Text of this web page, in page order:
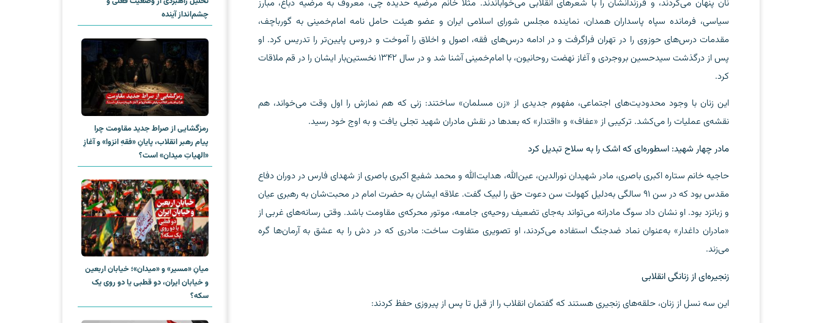
نان پنهان می‌کردند، و فرزندانشان را با شعرهای انقلابی می‌خواباندند. مثلاً خانم مرضیه حدیده چی، معروف به مرضیه دباغ، مبارز
سیاسی، فرمانده سپاه پاسداران همدان، نماینده مجلس شورای اسلامی ایران و عضو هیئت حامل نامه امام‌خمینی به گورباچف،
مقدمات درس‌های حوزوی را در تهران فراگرفت و در ادامه درس‌های فقه، اصول و اخلاق را آموخت و دروس پایین‌تر را تدریس کرد. او
پس از درگذشت سیدحسین بروجردی و آغاز نهضت روحانیون، با امام‌خمینی آشنا شد و در سال ۱۳۴۲ نخستین‌بار ایشان را در قم ملاقات
کرد.
این زنان با وجود محدودیت‌های اجتماعی، مفهوم جدیدی از «زن مسلمان» ساختند: زنی که هم نمازش را اول وقت می‌خواند، هم
نقشه‌ی عملیات را می‌کشد. ترکیبی از «عفاف» و «اقتدار» که بعدها در نقش مادران شهید تجلی یافت و به اوج خود رسید.
مادر چهار شهید: اسطوره‌ای که اشک را به سلاح تبدیل کرد
حاجیه خانم ستاره اکبری باصری، مادر شهیدان نورالدین، عین‌الله، هدایت‌الله و محمد شفیع اکبری باصری از شهدای فارس در دوران دفاع
مقدس بود که در سن ۹۱ سالگی به‌دلیل کهولت سن دعوت حق را لبیک گفت. علاقه ایشان به حضرت امام در محبت‌شان به رهبری عیان
و زبانزد بود. او نشان داد سوگ مادرانه می‌تواند به‌جای تضعیف روحیه‌ی جامعه، موتور محرکه‌ی مقاومت باشد. وقتی رسانه‌های غربی از
«مادران داغدار» به‌عنوان نماد ضدجنگ استفاده می‌کردند، او تصویری متفاوت ساخت: مادری که در دش را به عشق به آرمان‌ها گره
می‌زند.
زنجیره‌ای از زنانگی انقلابی
این سه نسل از زنان، حلقه‌های زنجیری هستند که گفتمان انقلاب را از قبل تا پس از پیروزی حفظ کردند:
چشم‌انداز آینده
رمزگشایی از صراط جدید مقاومت چرا
پیام رهبر انقلاب، پایانِ «فقهِ انزوا» و آغازِ
«الهیاتِ میدان» است؟
میانِ «مسیر» و «میدان»؛ خیابان اربعین
و خیابان ایران، دو قطبی یا دو روی یک
سکه؟‌